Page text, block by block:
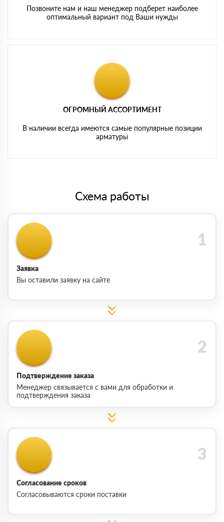
Позвоните нам и наш менеджер подберет наиболее
оптимальный вариант под Ваши нужды
ОГРОМНЫЙ АССОРТИМЕНТ
В наличии всегда имеются самые популярные позиции
арматуры
Схема работы
Заявка
Вы оставили заявку на сайте
Подтверждение заказа
Менеджер связывается с вами для обработки и
подтверждения заказа
Согласование сроков
Согласовываются сроки поставки